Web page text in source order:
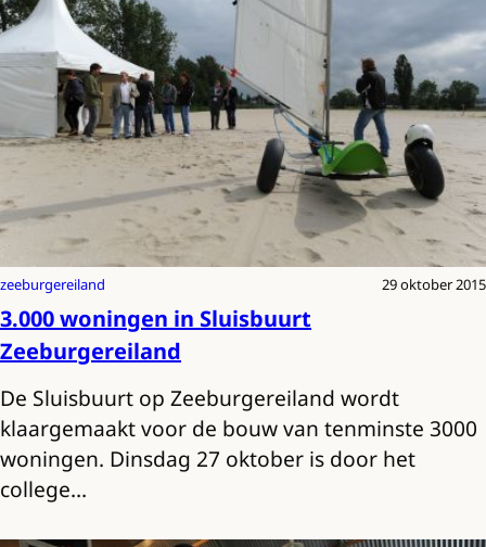
zeeburgereiland 29 oktober 2015
3.000 woningen in Sluisbuurt
Zeeburgereiland
De Sluisbuurt op Zeeburgereiland wordt
klaargemaakt voor de bouw van tenminste 3000
woningen. Dinsdag 27 oktober is door het
college…